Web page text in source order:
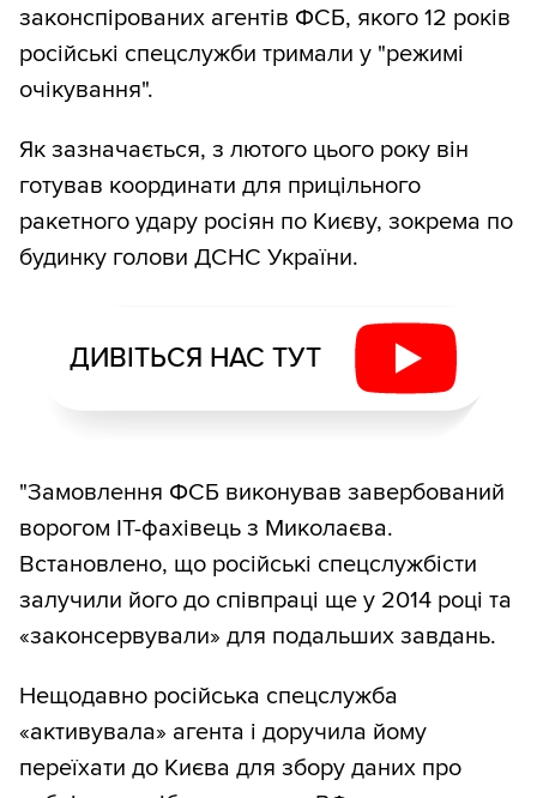
законспірованих агентів ФСБ, якого 12 років
російські спецслужби тримали у "режимі
очікування".
Як зазначається, з лютого цього року він
готував координати для прицільного
ракетного удару росіян по Києву, зокрема по
будинку голови ДСНС України.
ДИВІТЬСЯ НАС ТУТ
"Замовлення ФСБ виконував завербований
ворогом ІТ-фахівець з Миколаєва.
Встановлено, що російські спецслужбісти
залучили його до співпраці ще у 2014 році та
«законсервували» для подальших завдань.
Нещодавно російська спецслужба
«активувала» агента і доручила йому
переїхати до Києва для збору даних про